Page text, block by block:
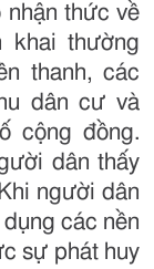
nhận thức về
khai thường
thanh, các
dân cư và
cộng đồng.
dân thấy
người dân
các nền
sự phát huy